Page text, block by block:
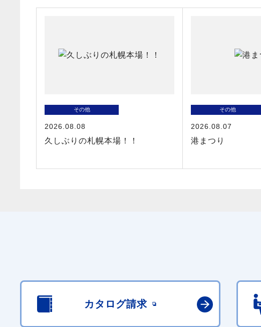
その他
2026.08.08
久しぶりの札幌本場！！
その他
2026.08.07
港まつり
カタログ請求